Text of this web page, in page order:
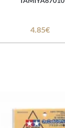
4.85€